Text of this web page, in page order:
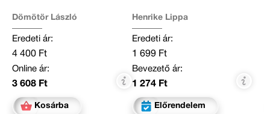
Dömötör László
Eredeti ár:
4 400 Ft
Online ár:
3 608 Ft
Kosárba
Henrike Lippa
Eredeti ár:
1 699 Ft
Bevezető ár:
1 274 Ft
Előrendelem